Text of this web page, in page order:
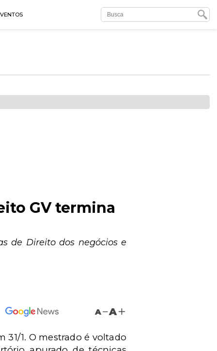
GV termina
de Direito dos negócios e
A A
31/1. O mestrado é voltado